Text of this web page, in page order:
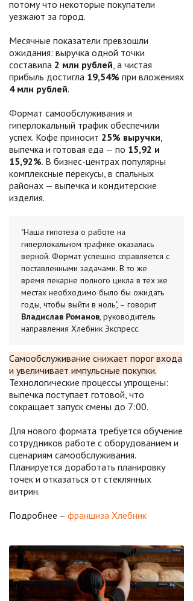
потому что некоторые покупатели
уезжают за город.
Месячные показатели превзошли
ожидания: выручка одной точки
составила 2 млн рублей, а чистая
прибыль достигла 19,54% при вложениях
4 млн рублей.
Формат самообслуживания и
гиперлокальный трафик обеспечили
успех. Кофе приносит 25% выручки,
выпечка и готовая еда — по 15,92 и
15,92%. В бизнес-центрах популярны
комплексные перекусы, в спальных
районах — выпечка и кондитерские
изделия.
"Наша гипотеза о работе на
гиперлокальном трафике оказалась
верной. Формат успешно справляется с
поставленными задачами. В то же
время пекарне полного цикла в тех же
местах необходимо было бы ожидать
годы, чтобы выйти в ноль", – говорит
Владислав Романов, руководитель
направления Хлебник Экспресс.
Самообслуживание снижает порог входа
и увеличивает импульсные покупки.
Технологические процессы упрощены:
выпечка поступает готовой, что
сокращает запуск смены до 7:00.
Для нового формата требуется обучение
сотрудников работе с оборудованием и
сценариям самообслуживания.
Планируется доработать планировку
точек и отказаться от стеклянных
витрин.
Подробнее – франшиза Хлебник